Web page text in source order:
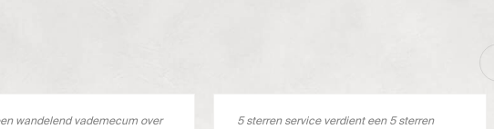
wandelend vademecum over
5 sterren service verdient een 5 sterren